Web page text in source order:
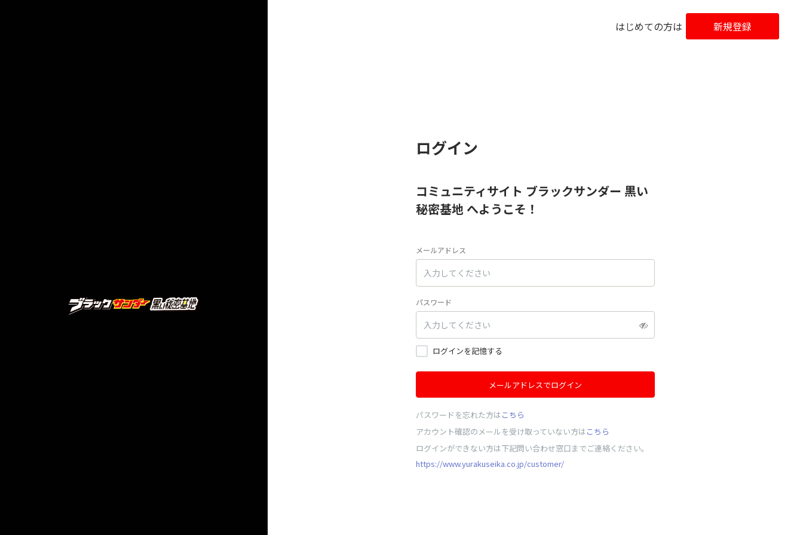
はじめての方は 新規登録
ログイン
コミュニティサイト ブラックサンダー 黒い
秘密基地 へようこそ！
メールアドレス
パスワード
ログインを記憶する
メールアドレスでログイン
パスワードを忘れた方はこちら
アカウント確認のメールを受け取っていない方はこちら
ログインができない方は下記問い合わせ窓口までご連絡ください。
https://www.yurakuseika.co.jp/customer/